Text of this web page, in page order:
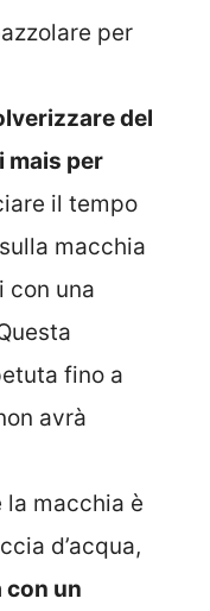
per
del
mais per
il tempo
macchia
con una
fino a
avrà
la macchia è
d’acqua,
un